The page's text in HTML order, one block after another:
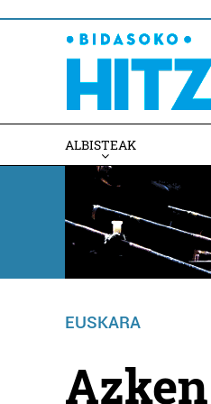
ALBISTEAK
EUSKARA